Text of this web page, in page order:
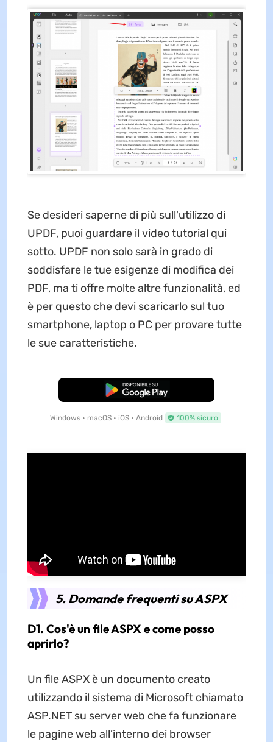
Se desideri saperne di più sull'utilizzo di
UPDF, puoi guardare il video tutorial qui
sotto. UPDF non solo sarà in grado di
soddisfare le tue esigenze di modifica dei
PDF, ma ti offre molte altre funzionalità, ed
è per questo che devi scaricarlo sul tuo
smartphone, laptop o PC per provare tutte
le sue caratteristiche.
Download Gratis
Windows • macOS • iOS • Android 100% sicuro
5. Domande frequenti su ASPX
D1. Cos'è un file ASPX e come posso
aprirlo?
Un file ASPX è un documento creato
utilizzando il sistema di Microsoft chiamato
ASP.NET su server web che fa funzionare
le pagine web all’interno dei browser